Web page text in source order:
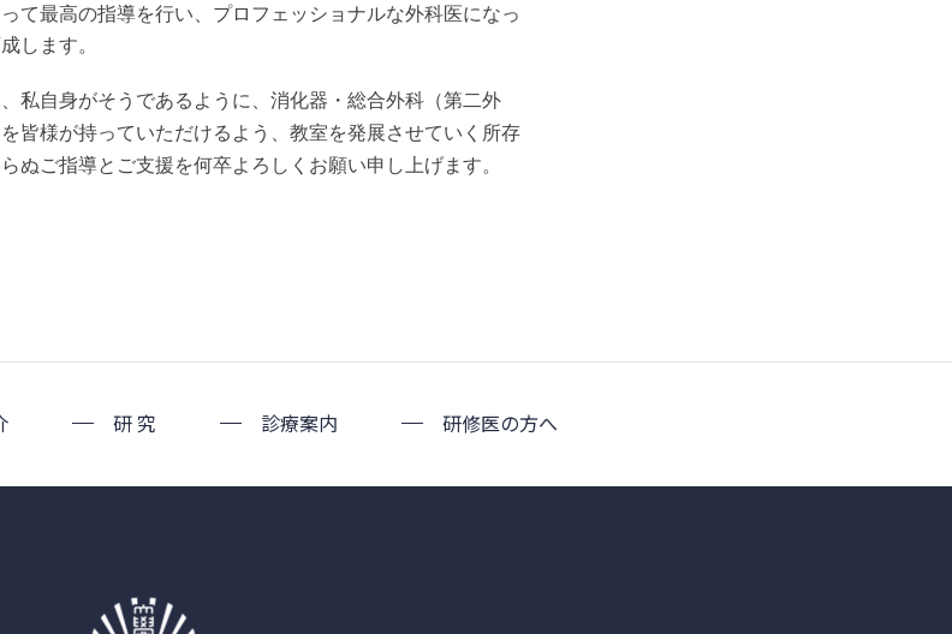
て最高の指導を行い、プロフェッショナルな外科医になっ
します。
私自身がそうであるように、消化器・総合外科（第二外
皆様が持っていただけるよう、教室を発展させていく所存
ぬご指導とご支援を何卒よろしくお願い申し上げます。
研 究 診療案内 研修医の方へ